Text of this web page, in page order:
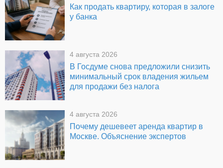
Как продать квартиру, которая в залоге
у банка
4 августа 2026
В Госдуме снова предложили снизить
минимальный срок владения жильем
для продажи без налога
4 августа 2026
Почему дешевеет аренда квартир в
Москве. Объяснение экспертов